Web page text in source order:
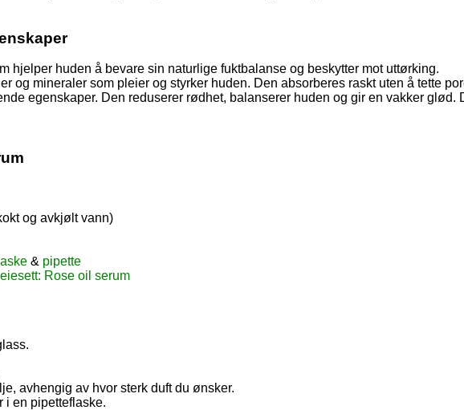
hjelper huden å bevare sin naturlige fuktbalanse og beskytter mot uttørking.
og mineraler som pleier og styrker huden. Den absorberes raskt uten å tette
egenskaper. Den reduserer rødhet, balanserer huden og gir en vakker
og avkjølt vann)
& pipette
Rose oil serum
avhengig av hvor sterk duft du ønsker.
i en pipetteflaske.